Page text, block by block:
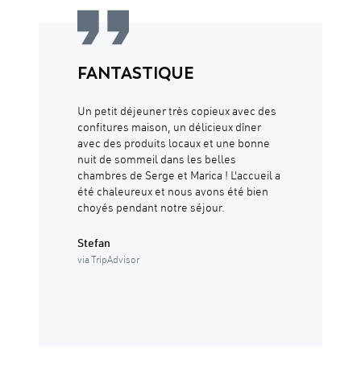
FANTASTIQUE
Un petit déjeuner très copieux avec des
confitures maison, un délicieux dîner
avec des produits locaux et une bonne
nuit de sommeil dans les belles
chambres de Serge et Marica ! L'accueil a
été chaleureux et nous avons été bien
choyés pendant notre séjour.
Stefan
via TripAdvisor